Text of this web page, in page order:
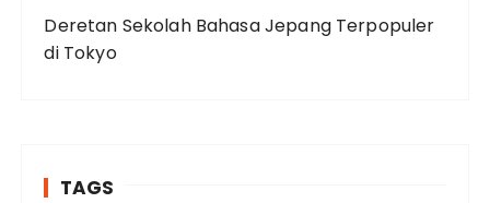
Deretan Sekolah Bahasa Jepang Terpopuler
di Tokyo
TAGS